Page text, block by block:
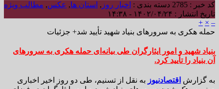
کد خبر : 2785 دسته بندی : اخبار روز , استان ها, عکس, مطالب ویژه
تاریخ انتشار : ۱۴۰۲/۰۴/۲۴ - ۱۴:۳۸
–
×
+
حمله هکری به سرورهای بنیاد شهید تأیید شد+ جزئیات
بنیاد شهید و امور ایثارگران طی بیانه‌ای حمله هکری به سرورهای
آن بنیاد را تأیید کرد.
به گزارش اقتصادنیوز به نقل از تسنیم، طی دو روز اخیر اخباری